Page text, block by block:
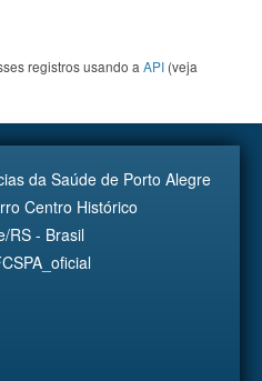
registros usando a API (veja
da Saúde de Porto Alegre
Centro Histórico
RS - Brasil